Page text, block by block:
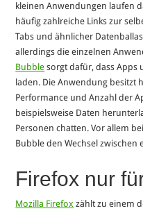
kleinen Anwendungen laufen
häufig zahlreiche Links zur
Tabs und ähnlicher
allerdings die einzelnen
Bubble sorgt dafür, dass Apps
laden. Die Anwendung besitzt
Performance und Anzahl der
beispielsweise Daten
Personen chatten. Vor allem
Bubble den Wechsel
Firefox nur
Mozilla Firefox zählt zu einem